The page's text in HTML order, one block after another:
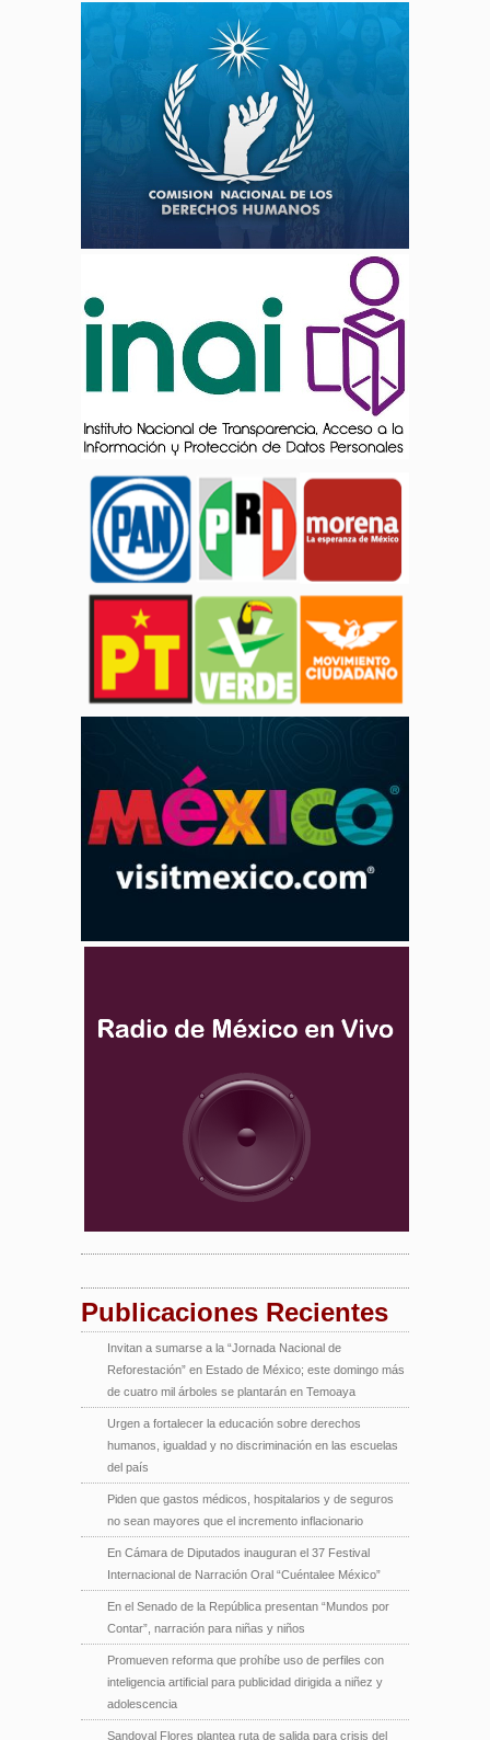
Publicaciones Recientes
Invitan a sumarse a la “Jornada Nacional de
Reforestación” en Estado de México; este domingo más
de cuatro mil árboles se plantarán en Temoaya
Urgen a fortalecer la educación sobre derechos
humanos, igualdad y no discriminación en las escuelas
del país
Piden que gastos médicos, hospitalarios y de seguros
no sean mayores que el incremento inflacionario
En Cámara de Diputados inauguran el 37 Festival
Internacional de Narración Oral “Cuéntalee México”
En el Senado de la República presentan “Mundos por
Contar”, narración para niñas y niños
Promueven reforma que prohíbe uso de perfiles con
inteligencia artificial para publicidad dirigida a niñez y
adolescencia
Sandoval Flores plantea ruta de salida para crisis del